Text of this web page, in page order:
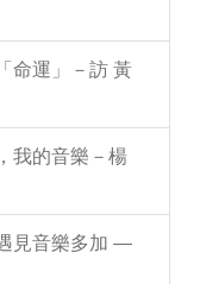
命運」－訪 黃
我的音樂－楊
見音樂多加 —